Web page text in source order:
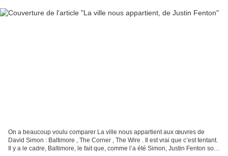
On a beaucoup voulu comparer La ville nous appartient aux œuvres de
David Simon : Baltimore , The Corner , The Wire . Il est vrai que c’est tentant.
Il y a le cadre, Baltimore, le fait que, comme l’a été Simon, Justin Fenton soit